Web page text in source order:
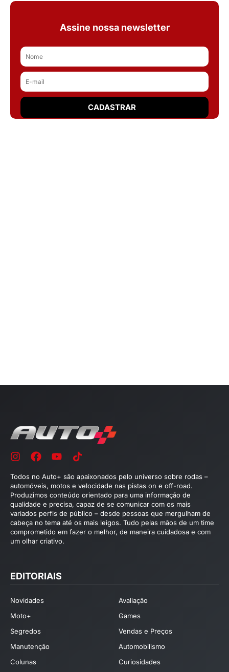
Assine nossa newsletter
Todos no Auto+ são apaixonados pelo universo sobre rodas –
automóveis, motos e velocidade nas pistas on e off-road.
Produzimos conteúdo orientado para uma informação de
qualidade e precisa, capaz de se comunicar com os mais
variados perfis de público – desde pessoas que mergulham de
cabeça no tema até os mais leigos. Tudo pelas mãos de um time
comprometido em fazer o melhor, de maneira cuidadosa e com
um olhar criativo.
EDITORIAIS
Novidades
Avaliação
Moto+
Games
Segredos
Vendas e Preços
Manutenção
Automobilismo
Colunas
Curiosidades